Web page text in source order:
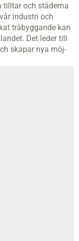
tilltar och städerna
industri och
träbyggande kan
Det leder till
skapar nya möj­